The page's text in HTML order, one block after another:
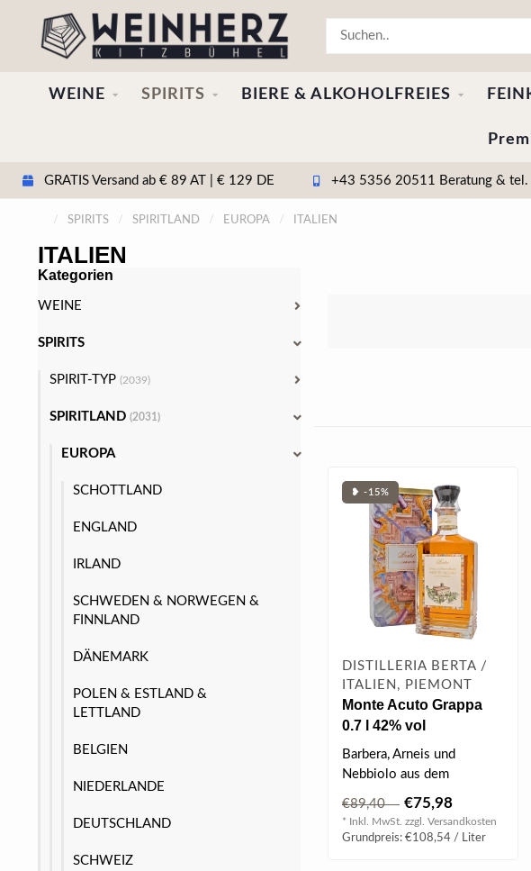
WEINE SPIRITS BIERE & ALKOHOLFREIES
GRATIS Versand ab € 89 AT | € 129 DE +43 5356 20511 Beratung & tel.
/ SPIRITS / SPIRITLAND / EUROPA / ITALIEN
ITALIEN
Kategorien
WEINE
SPIRITS
SPIRIT-TYP (2039)
SPIRITLAND (2031)
EUROPA
SCHOTTLAND
ENGLAND
IRLAND
SCHWEDEN & NORWEGEN &
FINNLAND
DÄNEMARK
POLEN & ESTLAND &
LETTLAND
BELGIEN
NIEDERLANDE
DEUTSCHLAND
SCHWEIZ
❥ -15%
DISTILLERIA BERTA /
ITALIEN, PIEMONT
Monte Acuto Grappa
0.7 l 42% vol
Barbera, Arneis und
Nebbiolo aus dem
Acuto, werden in diesem..
€89,40 €75,98
* Inkl. MwSt. zzgl. Versandkosten
Grundpreis: €108,54 / Liter